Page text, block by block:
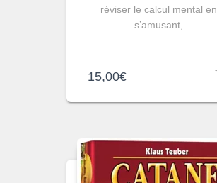
réviser le calcul mental en
s’amusant,
15,00€